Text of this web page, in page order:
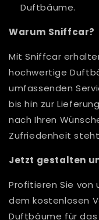
Duftbäume.
Warum Sniffcar?
Mit Sniffcar
hochwertige
umfassenden
bis hin zur
nach Ihren
Zufriedenheit
Jetzt gestalten
Profitieren Sie von
dem kostenlosen
Duftbäume für